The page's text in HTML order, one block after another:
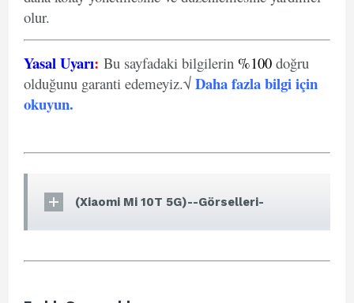
olur.
Yasal Uyarı: Bu sayfadaki bilgilerin %100 doğru
olduğunu garanti edemeyiz.√ Daha fazla bilgi için
okuyun.
(Xiaomi Mi 10T 5G)--Görselleri-